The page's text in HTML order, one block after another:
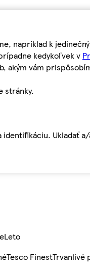
napríklad k
kedykoľvek v
akým vám
stránky.
Ukladať
Leto
Tesco FinestTrvanlivé